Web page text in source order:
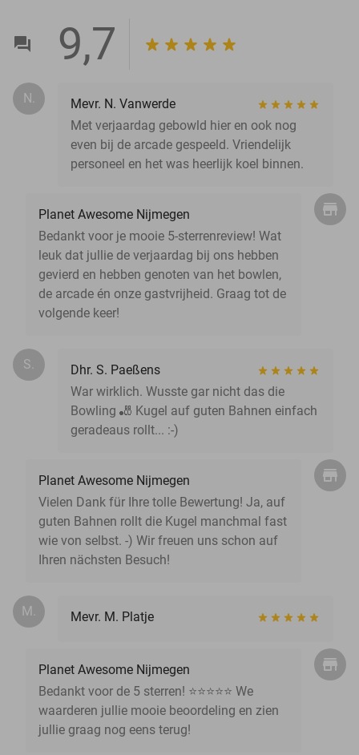
9,7
N.
Mevr. N. Vanwerde
Met verjaardag gebowld hier en ook nog
even bij de arcade gespeeld. Vriendelijk
personeel en het was heerlijk koel binnen.
Planet Awesome Nijmegen
Bedankt voor je mooie 5-sterrenreview! Wat
leuk dat jullie de verjaardag bij ons hebben
gevierd en hebben genoten van het bowlen,
de arcade én onze gastvrijheid. Graag tot de
volgende keer!
S.
Dhr. S. Paeßens
War wirklich. Wusste gar nicht das die
Bowling 🎳 Kugel auf guten Bahnen einfach
geradeaus rollt... :-)
Planet Awesome Nijmegen
Vielen Dank für Ihre tolle Bewertung! Ja, auf
guten Bahnen rollt die Kugel manchmal fast
wie von selbst. -) Wir freuen uns schon auf
Ihren nächsten Besuch!
M. Mevr. M. Platje
Planet Awesome Nijmegen
Bedankt voor de 5 sterren! ⭐⭐⭐⭐⭐ We
waarderen jullie mooie beoordeling en zien
jullie graag nog eens terug!